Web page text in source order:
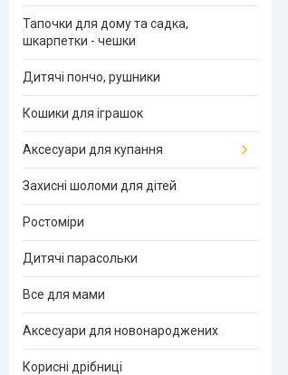
Тапочки для дому та садка,
шкарпетки - чешки
Дитячі пончо, рушники
Кошики для іграшок
Аксесуари для купання
Захисні шоломи для дітей
Ростоміри
Дитячі парасольки
Все для мами
Аксесуари для новонароджених
Корисні дрібниці